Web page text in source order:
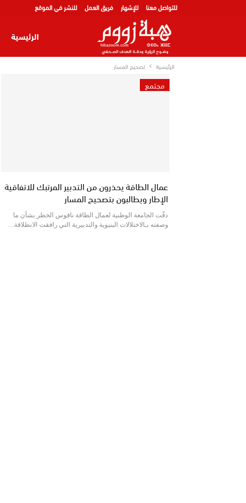
للتواصل معنا للإشهار فريق العمل للنشر في الموقع
الرئيسية
الرئيسية تصحيح المسار
مجتمع
عمال الطاقة يحذرون من التدبير المرتبك للاتفاقية
الإطار ويطالبون بتصحيح المسار
دقّت الجامعة الوطنية لعمال الطاقة ناقوس الخطر بشأن ما
وصفته بـالاختلالات البنيوية والتدبيرية التي رافقت الانطلاقة…